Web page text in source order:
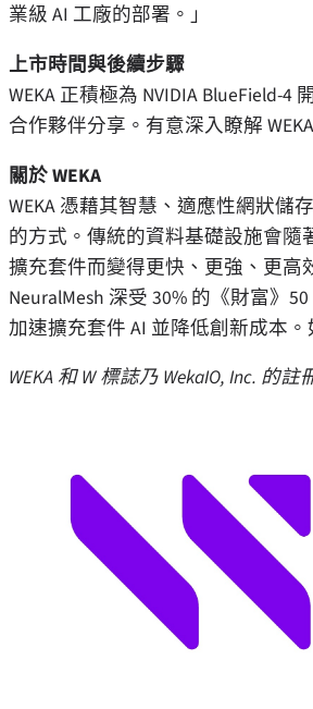
業級 AI 工廠的部署。」
上市時間與後續步驟
WEKA 正積極為 NVIDIA BlueField-
合作夥伴分享。有意深入瞭解
關於 WEKA
WEKA 憑藉其智慧、適應性網狀儲
的方式。傳統的資料基礎設施會隨
擴充套件而變得更快、更強、更高
NeuralMesh 深受 30% 的《財富》
加速擴充套件 AI 並降低創新成本
WEKA 和 W 標誌乃 WekaIO, Inc.